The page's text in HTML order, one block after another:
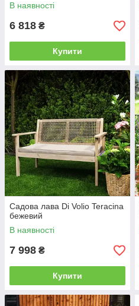
В наявності
6 818 ₴
Купити
Садова лава Di Volio Teracina
бежевий
В наявності
7 998 ₴
Купити